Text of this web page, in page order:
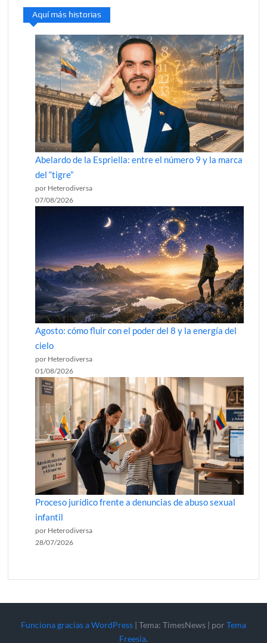
Aquí más historias
Abelardo de la Espriella: entre el número 9 y la marca
del “tigre”
por Heterodiversa
07/08/2026
Agosto: cómo fluir con el poder del 8 y la energía del
cielo
por Heterodiversa
01/08/2026
Proceso jurídico frente a denuncias de abuso sexual
infantil
por Heterodiversa
28/07/2026
Funciona gracias a WordPress | Tema: TimesNews | por Tema
Freesia.